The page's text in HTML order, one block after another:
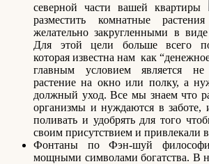
северной части вашей квартиры
разместить комнатные
желательно закругленными в
Для этой цели больше всего
которая известна нам как
главным условием является не
растение на окно или полку, а
должный уход. Все мы знаем что
организмы и нуждаются в заботе,
поливать и удобрять для того
своим присутствием и привлекали
Фонтаны по Фэн-шуй
мощными символами богатства. В